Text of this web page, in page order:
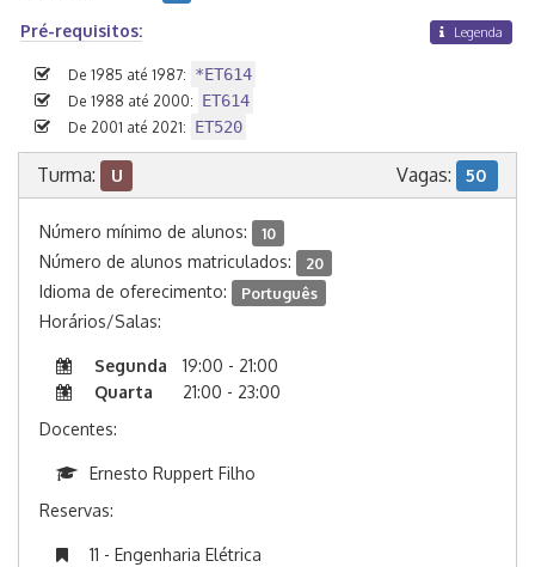
Pré-requisitos: Legenda
De 1985 até 1987: *ET614
De 1988 até 2000: ET614
De 2001 até 2021: ET520
Turma: U Vagas: 50
Número mínimo de alunos: 10
Número de alunos matriculados: 20
Idioma de oferecimento: Português
Horários/Salas:
Segunda
19:00 - 21:00
Quarta
21:00 - 23:00
Docentes:
Ernesto Ruppert Filho
Reservas:
11 - Engenharia Elétrica